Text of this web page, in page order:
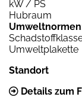
kW / PS
Hubraum
Umweltplakette
Standort
Details zum